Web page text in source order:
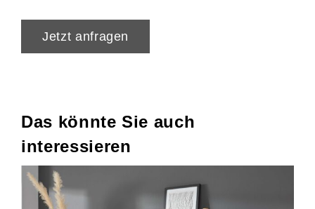
Jetzt anfragen
Das könnte Sie auch
interessieren